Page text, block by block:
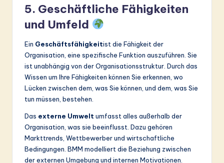
5. Geschäftliche Fähigkeiten
und Umfeld
Ein Geschäftsfähigkeitist die Fähigkeit der
Organisation, eine spezifische Funktion auszuführen. Sie
ist unabhängig von der Organisationsstruktur. Durch das
Wissen um Ihre Fähigkeiten können Sie erkennen, wo
Lücken zwischen dem, was Sie können, und dem, was Sie
tun müssen, bestehen.
Das externe Umwelt umfasst alles außerhalb der
Organisation, was sie beeinflusst. Dazu gehören
Markttrends, Wettbewerber und wirtschaftliche
Bedingungen. BMM modelliert die Beziehung zwischen
der externen Umgebung und internen Motivationen.